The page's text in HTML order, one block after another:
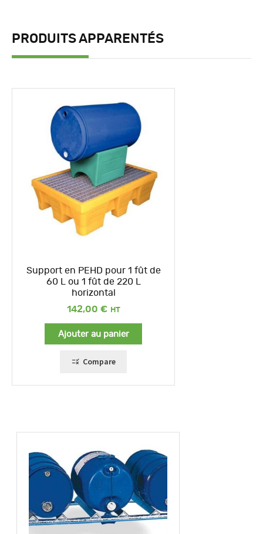
PRODUITS APPARENTÉS
Support en PEHD pour 1 fût de
60 L ou 1 fût de 220 L
horizontal
142,00 €
Ajouter au panier
Compare